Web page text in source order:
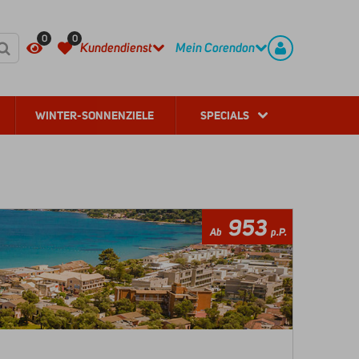
0 0
Kundendienst Mein Corendon
WINTER-SONNENZIELE SPECIALS
Ab 953 p.P.